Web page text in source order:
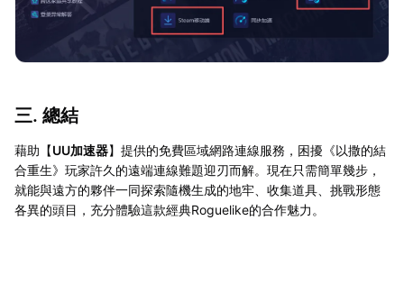
三. 總結
藉助【UU加速器】提供的免費區域網路連線服務，困擾《以撒的結
合重生》玩家許久的遠端連線難題迎刃而解。現在只需簡單幾步，
就能與遠方的夥伴一同探索隨機生成的地牢、收集道具、挑戰形態
各異的頭目，充分體驗這款經典Roguelike的合作魅力。